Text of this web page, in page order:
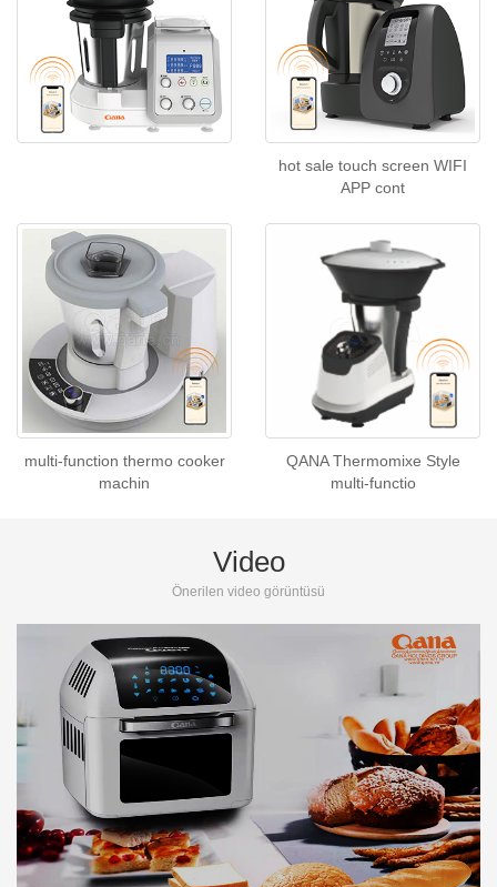
hot sale touch screen WIFI
APP cont
multi-function thermo cooker
machin
QANA Thermomixe Style
multi-functio
Video
Önerilen video görüntüsü